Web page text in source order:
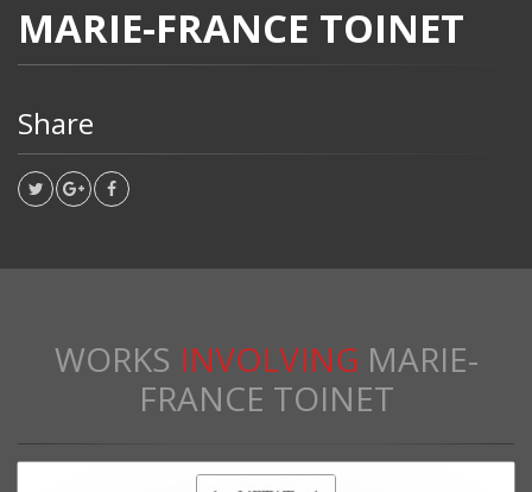
MARIE-FRANCE TOINET
Share
WORKS INVOLVING MARIE-
FRANCE TOINET